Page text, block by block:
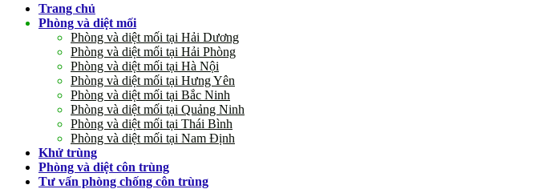
Trang chủ
Phòng và diệt mối
Phòng và diệt mối tại Hải Dương
Phòng và diệt mối tại Hải Phòng
Phòng và diệt mối tại Hà Nội
Phòng và diệt mối tại Hưng Yên
Phòng và diệt mối tại Bắc Ninh
Phòng và diệt mối tại Quảng Ninh
Phòng và diệt mối tại Thái Bình
Phòng và diệt mối tại Nam Định
Khử trùng
Phòng và diệt côn trùng
Tư vấn phòng chống côn trùng